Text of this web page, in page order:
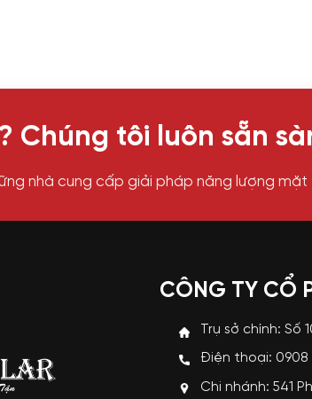
Chúng tôi luôn sẵn
nhà cung cấp giải pháp năng lượng
CÔNG TY CỔ
Trụ sở chính: Số
Điện thoại: 0908
Chi nhánh: 541